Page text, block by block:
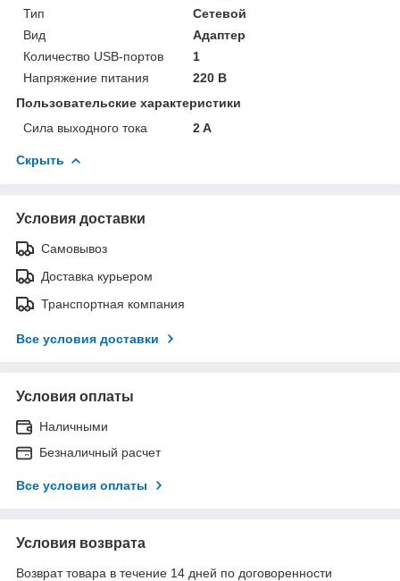
Тип
Сетевой
Вид
Адаптер
Количество USB-портов
1
Напряжение питания
220 В
Пользовательские характеристики
Сила выходного тока
2 A
Скрыть
Условия доставки
Самовывоз
Доставка курьером
Транспортная компания
Все условия доставки
Условия оплаты
Наличными
Безналичный расчет
Все условия оплаты
Условия возврата
Возврат товара в течение 14 дней по договоренности